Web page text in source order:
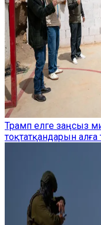
Трамп елге заңсыз
тоқтатқандарын алға